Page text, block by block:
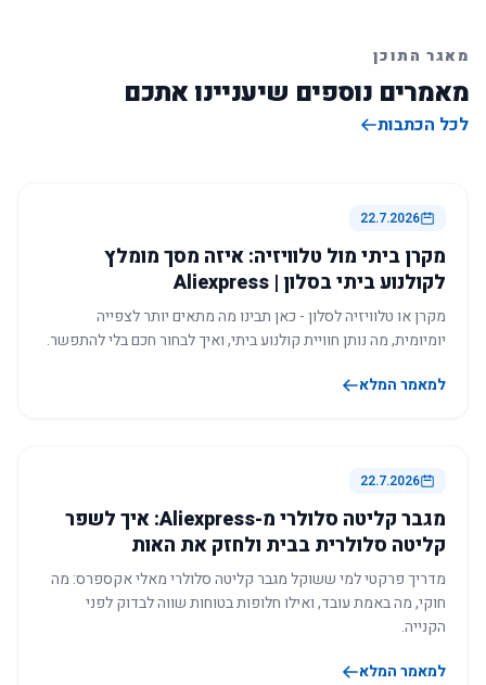
מאגר התוכן
מאמרים נוספים שיעניינו אתכם
לכל הכתבות
22.7.2026
מקרן ביתי מול טלוויזיה: איזה מסך מומלץ
לקולנוע ביתי בסלון | Aliexpress
מקרן או טלוויזיה לסלון - כאן תבינו מה מתאים יותר לצפייה
יומיומית, מה נותן חוויית קולנוע ביתי, ואיך לבחור חכם בלי להתפשר.
למאמר המלא
22.7.2026
מגבר קליטה סלולרי מ-Aliexpress: איך לשפר
קליטה סלולרית בבית ולחזק את האות
מדריך פרקטי למי ששוקל מגבר קליטה סלולרי מאלי אקספרס: מה
חוקי, מה באמת עובד, ואילו חלופות בטוחות שווה לבדוק לפני
הקנייה.
למאמר המלא